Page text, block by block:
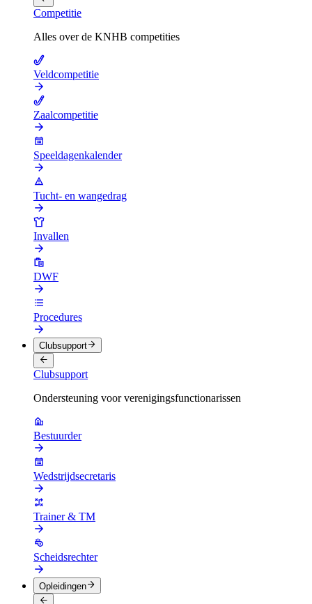
Competitie
Alles over de KNHB competities
Veldcompetitie
Zaalcompetitie
Speeldagenkalender
Tucht- en wangedrag
Invallen
DWF
Procedures
Clubsupport
Clubsupport
Ondersteuning voor verenigingsfunctionarissen
Bestuurder
Wedstrijdsecretaris
Trainer & TM
Scheidsrechter
Opleidingen